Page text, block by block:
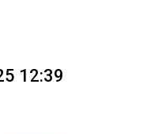
12:39